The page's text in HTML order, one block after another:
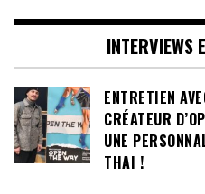
INTERVIEWS
ENTRETIEN
CRÉATEUR
UNE
THAI !